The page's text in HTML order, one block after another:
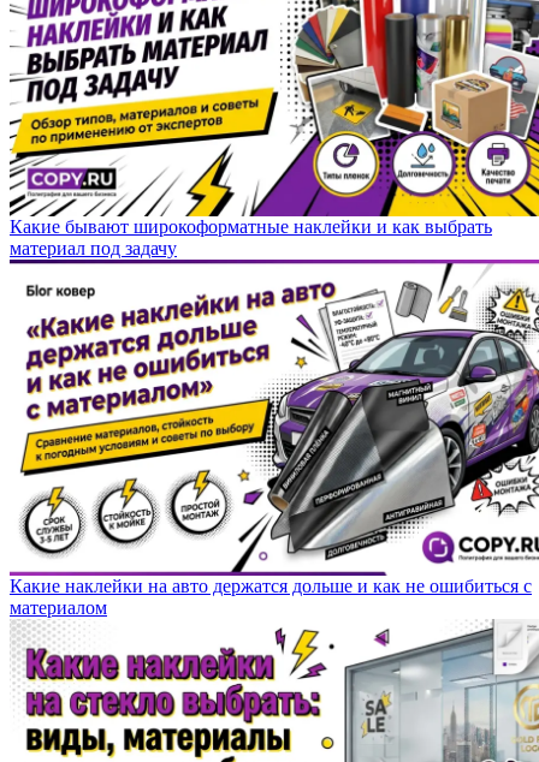
Какие бывают широкоформатные наклейки и как выбрать
материал под задачу
Какие наклейки на авто держатся дольше и как не ошибиться с
материалом